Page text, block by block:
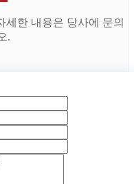
세한 내용은 당사에 문의
.